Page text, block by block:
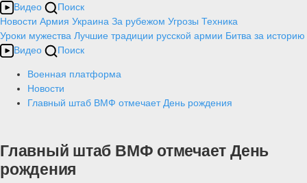
Видео
Поиск
Новости Армия Украина За рубежом Угрозы Техника
Уроки мужества Лучшие традиции русской армии Битва за историю
Видео
Поиск
Военная платформа
Новости
Главный штаб ВМФ отмечает День рождения
Главный штаб ВМФ отмечает День
рождения